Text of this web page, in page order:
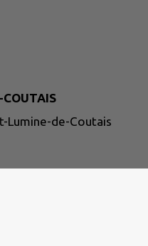
Lumine-de-Coutais